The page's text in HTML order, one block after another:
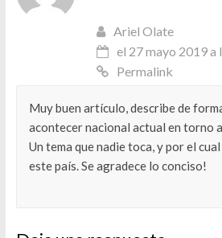
Ariel Olate
el 27 mayo 2019 a
Permalink
Muy buen artículo, describe de
acontecer nacional actual en torno
Un tema que nadie toca, y por el
este país. Se agradece lo conciso!